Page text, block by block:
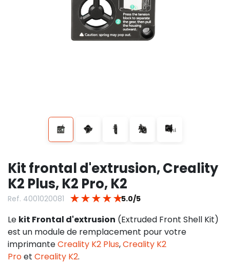
Kit frontal d'extrusion, Creality
K2 Plus, K2 Pro, K2
Ref. 4001020081 ★ ★ ★ ★ ★5.0/5
Le kit Frontal d'extrusion (Extruded Front Shell Kit)
est un module de remplacement pour votre
imprimanteCreality K2 Plus,Creality K2
Proet Creality K2.